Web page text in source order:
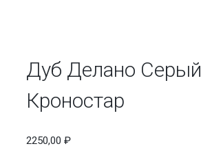
Дуб Делано Серый
Кроностар
2250,00 ₽